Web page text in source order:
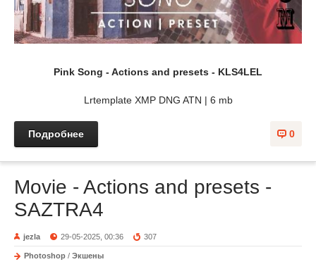
Pink Song - Actions and presets - KLS4LEL
Lrtemplate XMP DNG ATN | 6 mb
0
Подробнее
Movie - Actions and presets -
SAZTRA4
jezla 29-05-2025, 00:36 307
Photoshop / Экшены